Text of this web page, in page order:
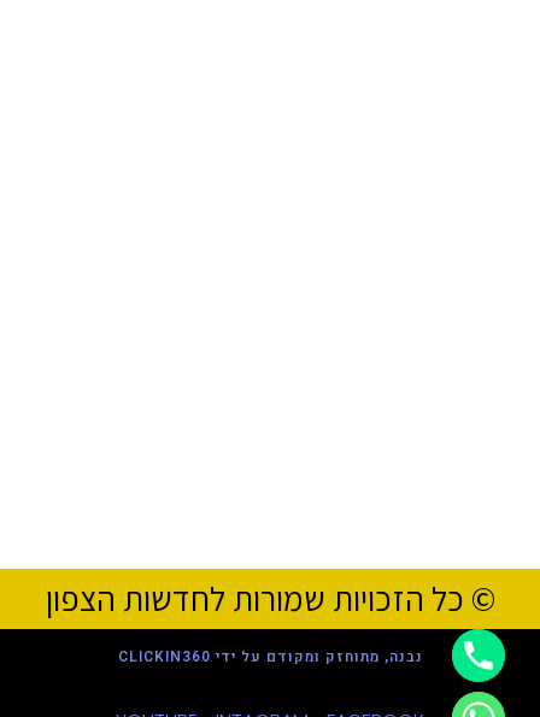
© כל הזכויות שמורות לחדשות הצפון
נבנה, מתוחזק ומקודם על ידי CLICKIN360